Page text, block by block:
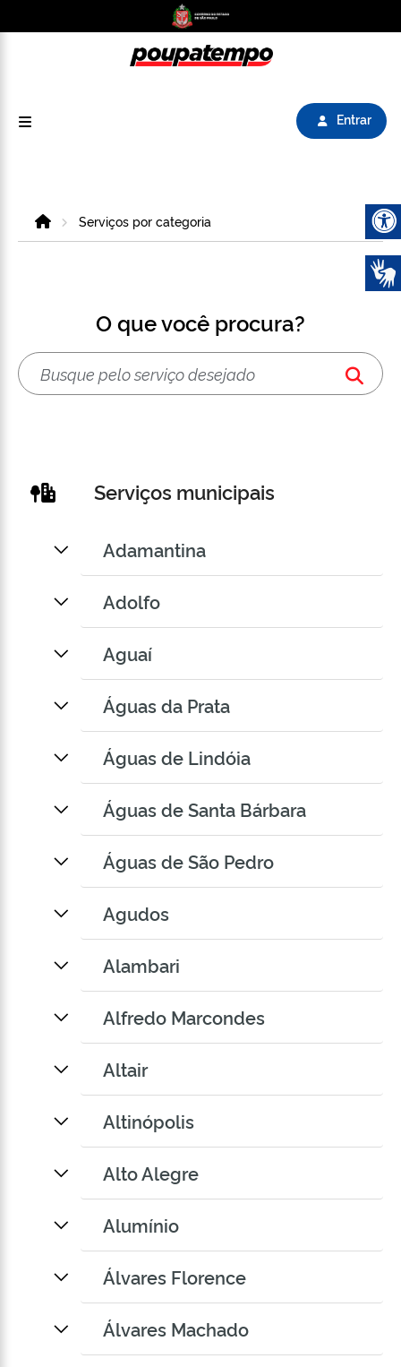
Entrar
HomeServiços por categoria
O que você procura?
Serviços municipais
Adamantina
Adolfo
Aguaí
Águas da Prata
Águas de Lindóia
Águas de Santa Bárbara
Águas de São Pedro
Agudos
Alambari
Alfredo Marcondes
Altair
Altinópolis
Alto Alegre
Alumínio
Álvares Florence
Álvares Machado